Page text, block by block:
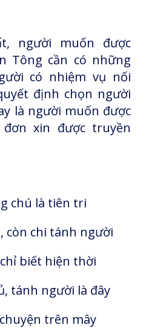
người muốn được
Tông cần có những
có nhiệm vụ nối
định chọn người
là người muốn được
xin được truyền
chú là tiên tri
còn chi tánh người
biết hiện thời
tánh người là đây
trên mây